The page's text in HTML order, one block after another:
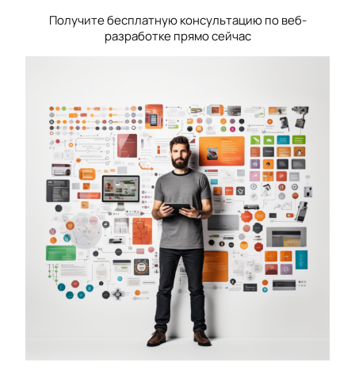
Получите бесплатную консультацию по веб-
разработке прямо сейчас